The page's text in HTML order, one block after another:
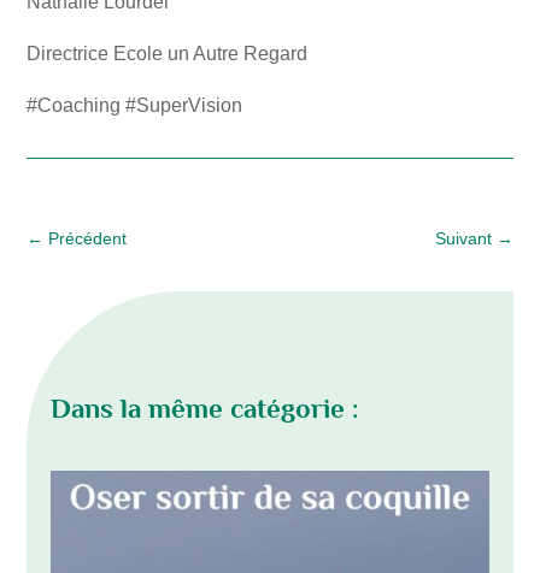
Directrice Ecole un Autre Regard
#Coaching #SuperVision
← Précédent Suivant→
Dans la même catégorie :